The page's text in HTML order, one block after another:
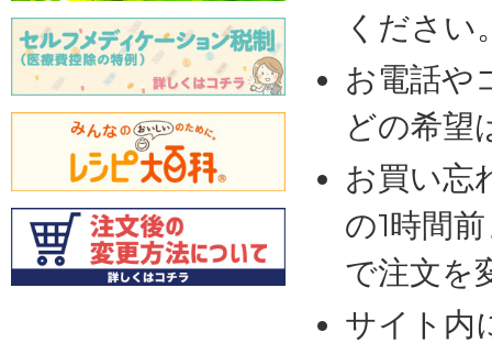
ください
お電話や
どの希望
お買い忘
の1時間
で注文を
サイト内